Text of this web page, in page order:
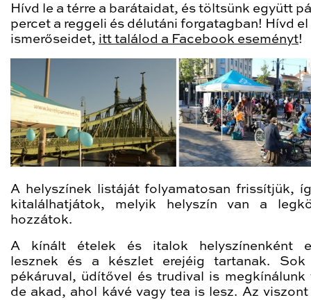
Hívd le a térre a barátaidat, és töltsünk együtt
percet a reggeli és délutáni forgatagban! Hívd el
ismerőseidet, itt találod a Facebook eseményt!
A helyszínek listáját folyamatosan frissítjük,
kitalálhatjátok, melyik helyszín van a
hozzátok.
A kínált ételek és italok helyszínenként
lesznek és a készlet erejéig tartanak. Sok
pékáruval, üdítővel és trudival is megkínálunk
de akad, ahol kávé vagy tea is lesz. Az